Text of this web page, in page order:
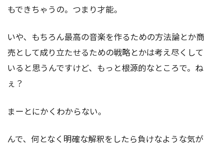
もできちゃうの。つまり才能。
いや、もちろん最高の音楽を作るための方法論とか商
売として成り立たせるための戦略とかは考え尽くして
いると思うんですけど、もっと根源的なところで。ね
ぇ？
まーとにかくわからない。
んで、何となく明確な解釈をしたら負けなような気が